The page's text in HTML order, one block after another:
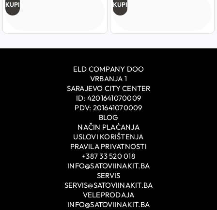
KUPI KUPI
ELD COMPANY DOO
VRBANJA 1
SARAJEVO CITY CENTER
ID: 4201641070009
PDV: 201641070009
BLOG
NAČIN PLAĆANJA
USLOVI KORIŠTENJA
PRAVILA PRIVATNOSTI
+387 33 520 018
INFO@SATOVIINAKIT.BA
SERVIS
SERVIS@SATOVIINAKIT.BA
VELEPRODAJA
INFO@SATOVIINAKIT.BA